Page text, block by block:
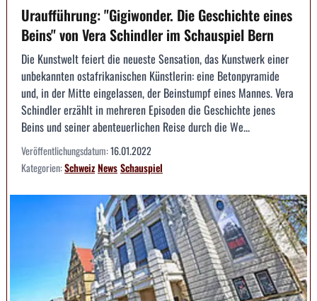
Uraufführung: "Gigiwonder. Die Geschichte eines
Beins" von Vera Schindler im Schauspiel Bern
Die Kunstwelt feiert die neueste Sensation, das Kunstwerk einer
unbekannten ostafrikanischen Künstlerin: eine Betonpyramide
und, in der Mitte eingelassen, der Beinstumpf eines Mannes. Vera
Schindler erzählt in mehreren Episoden die Geschichte jenes
Beins und seiner abenteuerlichen Reise durch die We...
Veröffentlichungsdatum:16.01.2022
Kategorien:SchweizNewsSchauspiel